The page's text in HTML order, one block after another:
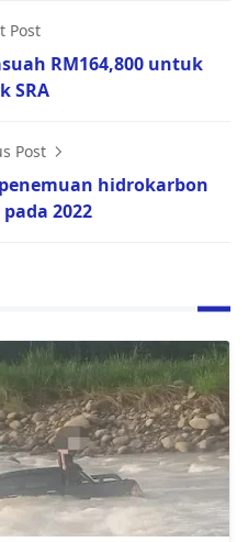
Post
RM164,800 untuk
SRA
Post
hidrokarbon
2022